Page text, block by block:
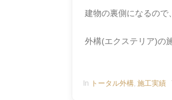
建物の裏側になるので
外構(エクステリア)の
In トータル外構, 施工実績